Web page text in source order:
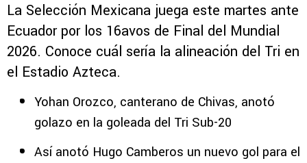
La Selección Mexicana juega este martes ante
Ecuador por los 16avos de Final del Mundial
2026. Conoce cuál sería la alineación del Tri en
el Estadio Azteca.
Yohan Orozco, canterano de Chivas, anotó
golazo en la goleada del Tri Sub-20
Así anotó Hugo Camberos un nuevo gol para el